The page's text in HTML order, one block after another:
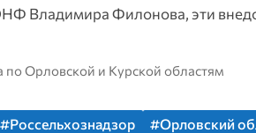
Владимира Филонова, эти
Орловской и Курской областям
#Россельхознадзор #Орловский